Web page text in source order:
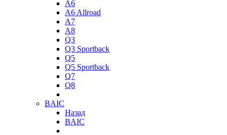
A6
A6 Allroad
A7
A8
Q3
Q3 Sportback
Q5
Q5 Sportback
Q7
Q8
BAIC
Назад
BAIC